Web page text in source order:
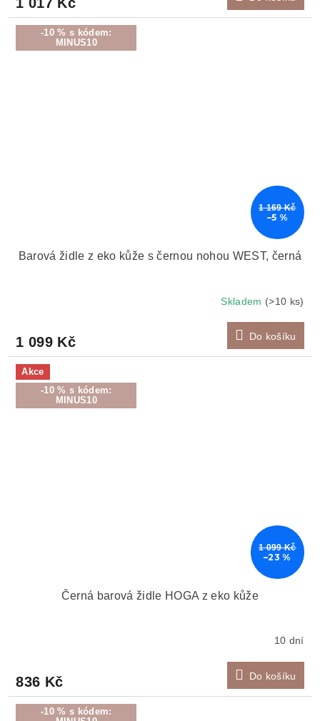
-10 % s kódem:
MINUS10
1 169 Kč
–5 %
Barová židle z eko kůže s černou nohou WEST, černá
Skladem (>10 ks)
1 099 Kč Do košíku
Akce
-10 % s kódem:
MINUS10
1 099 Kč
–23 %
Černá barová židle HOGA z eko kůže
10 dní
836 Kč Do košíku
-10 % s kódem: